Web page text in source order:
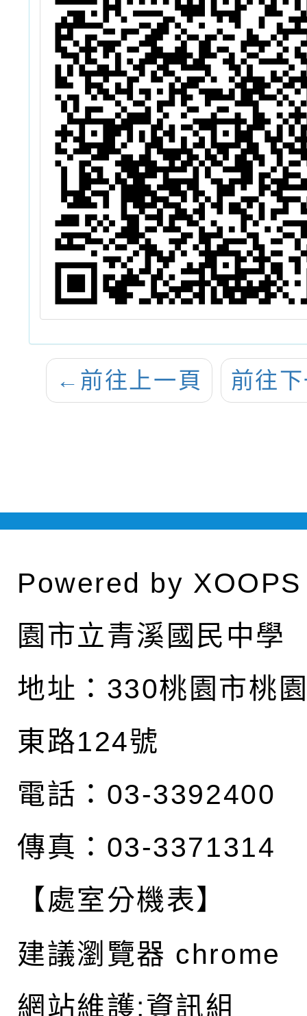
← 前往上一頁 前往
Powered by XOOPS
園市立青溪國民中學
地址： 330桃園市桃
東路124號
電話：03-3392400
傳真：03-3371314
【處室分機表】
建議瀏覽器 chrome
網站維護:資訊組